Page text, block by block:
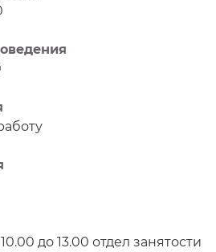
до 13.00 отдел занятости